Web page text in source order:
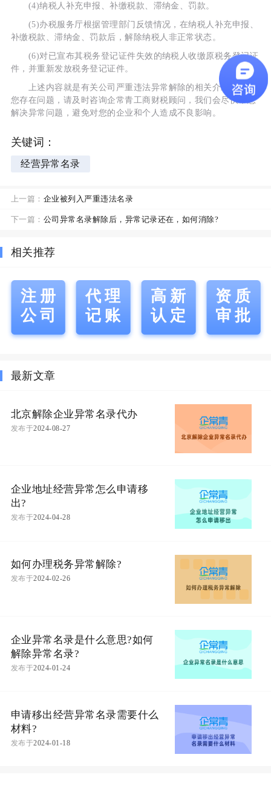
(4)纳税人补充申报、补缴税款、滞纳金、罚款。
(5)办税服务厅根据管理部门反馈情况，在纳税人补充申报、
补缴税款、滞纳金、罚款后，解除纳税人非正常状态。
(6)对已宣布其税务登记证件失效的纳税人收缴原税务登记证
件，并重新发放税务登记证件。
上述内容就是有关公司严重违法异常解除的相关介绍，如果
您存在问题，请及时咨询企常青工商财税顾问，我们会尽快帮您
解决异常问题，避免对您的企业和个人造成不良影响。
关键词：
经营异常名录
上一篇： 企业被列入严重违法名录
下一篇： 公司异常名录解除后，异常记录还在，如何消除?
相关推荐
注册
公司
代理
记账
高新
认定
资质
审批
最新文章
北京解除企业异常名录代办
发布于2024-08-27
企业地址经营异常怎么申请移
出?
发布于2024-04-28
如何办理税务异常解除?
发布于2024-02-26
企业异常名录是什么意思?如何
解除异常名录?
发布于2024-01-24
申请移出经营异常名录需要什么
材料?
发布于2024-01-18